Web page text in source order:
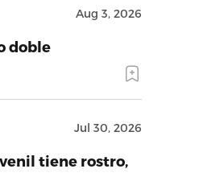
Aug 3, 2026
doble
Jul 30, 2026
tiene rostro,